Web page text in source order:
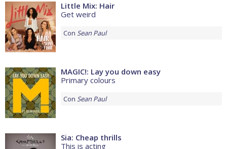
Little Mix: Hair
Get weird
Con Sean Paul
MAGIC!: Lay you down easy
Primary colours
Con Sean Paul
Sia: Cheap thrills
This is acting